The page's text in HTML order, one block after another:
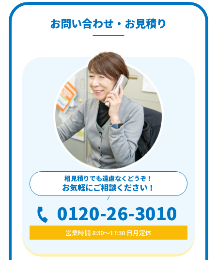
お問い合わせ・お見積り
相見積りでも遠慮なくどうぞ！
お気軽にご相談ください！
0120-26-3010
営業時間 8:30〜17:30 日月定休